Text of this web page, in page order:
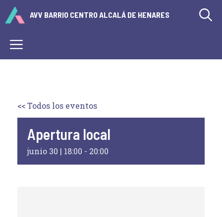
Saltar
AVV BARRIO CENTRO ALCALÁ DE HENARES
Menú
<< Todos los eventos
Apertura local
junio 30 | 18:00 - 20:00